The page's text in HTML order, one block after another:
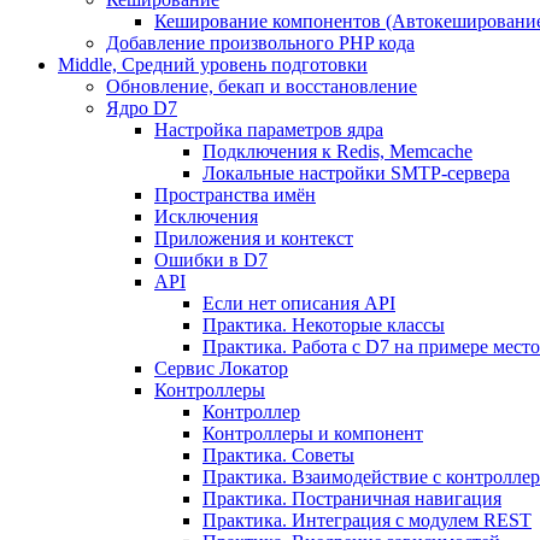
Кеширование компонентов
Добавление произвольного PHP кода
Middle, Средний уровень подготовки
Обновление, бекап и восстановление
Ядро D7
Настройка параметров ядра
Подключения к Redis, Memcache
Локальные настройки SMTP-сервера
Пространства имён
Исключения
Приложения и контекст
Ошибки в D7
API
Если нет описания API
Практика. Некоторые классы
Практика. Работа с D7 на примере
Сервис Локатор
Контроллеры
Контроллер
Контроллеры и компонент
Практика. Советы
Практика. Взаимодействие с
Практика. Постраничная навигация
Практика. Интеграция с модулем REST